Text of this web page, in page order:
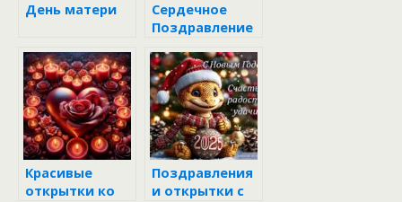
День матери
Сердечное
Поздравление
Красивые
открытки ко
Поздравления
и открытки с